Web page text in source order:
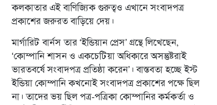
কলকাতার এই বাণিজ্যিক গুরুত্বও এখানে সংবাদপত্র
প্রকাশের জরুরত বাড়িয়ে দেয়।
মার্গারিট বার্নস তার ‘ইন্ডিয়ান প্রেস’ গ্রন্থে লিখেছেন,
‘কোম্পানি শাসন ও একচেটিয়া অধিকারে অসন্তুষ্টরাই
ভারতবর্ষে সংবাদপত্র প্রতিষ্ঠা করেন’। বাস্তবতা হচ্ছে ইস্ট
ইন্ডিয়া কোম্পানি কখনোই সংবাদপত্র প্রকাশের পক্ষে ছিল
না। তাদের ভয় ছিল পত্র-পত্রিকা কোম্পানির কর্মকর্তা ও